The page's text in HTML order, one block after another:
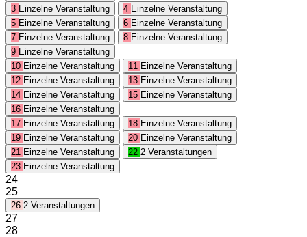
3 Einzelne Veranstaltung 4 Einzelne Veranstaltung
5 Einzelne Veranstaltung 6 Einzelne Veranstaltung
7 Einzelne Veranstaltung 8 Einzelne Veranstaltung
9 Einzelne Veranstaltung
10 Einzelne Veranstaltung 11 Einzelne Veranstaltung
12 Einzelne Veranstaltung 13 Einzelne Veranstaltung
14 Einzelne Veranstaltung 15 Einzelne Veranstaltung
16 Einzelne Veranstaltung
17 Einzelne Veranstaltung 18 Einzelne Veranstaltung
19 Einzelne Veranstaltung 20 Einzelne Veranstaltung
21 Einzelne Veranstaltung 22 2 Veranstaltungen
23 Einzelne Veranstaltung
24
25
26 2 Veranstaltungen
27
28